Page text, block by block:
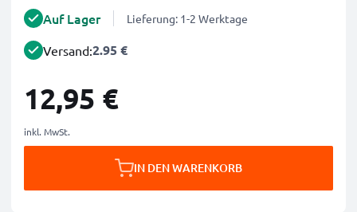
Auf Lager Lieferung: 1-2 Werktage
Versand:2.95 €
12,95 €
inkl. MwSt.
IN DEN WARENKORB